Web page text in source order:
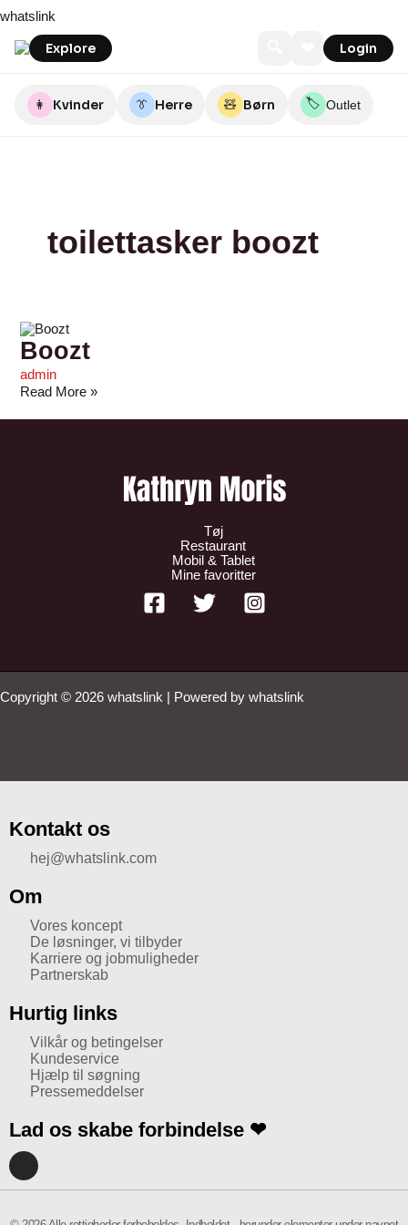
to
content
whatslink
Explore Login
👩 Kvinder 👔 Herre 🧸 Børn 🏷️ Outlet
toilettasker boozt
Boozt
admin
Read More »
Tøj
Restaurant
Mobil & Tablet
Mine favoritter
Copyright © 2026 whatslink | Powered by whatslink
Kontakt os
hej@whatslink.com
Om
Vores koncept
De løsninger, vi tilbyder
Karriere og jobmuligheder
Partnerskab
Hurtig links
Vilkår og betingelser
Kundeservice
Hjælp til søgning
Pressemeddelser
Lad os skabe forbindelse ❤
I
s